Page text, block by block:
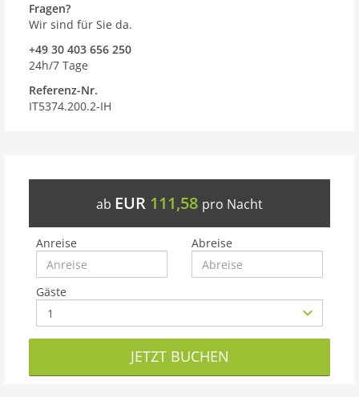
Fragen?
Wir sind für Sie da.
+49 30 403 656 250
24h/7 Tage
Referenz-Nr.
IT5374.200.2-IH
ab EUR 111,58 pro Nacht
Anreise Abreise
Gäste
JETZT BUCHEN